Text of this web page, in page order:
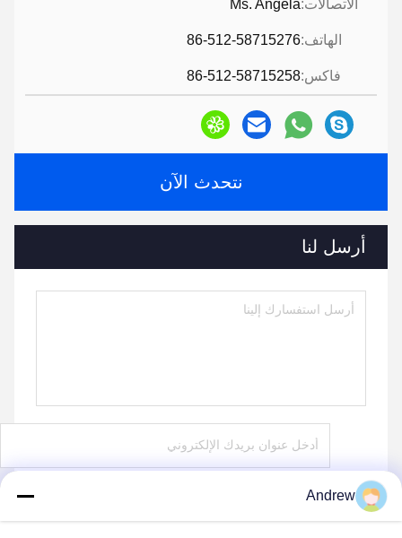
الاتصالات:Ms. Angela
الهاتف:86-512-58715276
فاكس:86-512-58715258
نتحدث الآن
أرسل لنا
ارسل
Andrew